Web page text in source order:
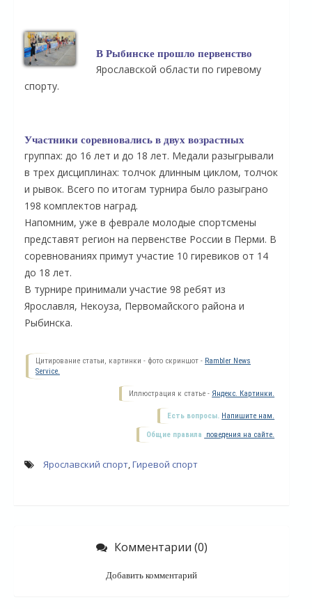
В Рыбинске прошло первенство
Ярославской области по гиревому
спорту.
Участники соревновались в двух возрастных
группах: до 16 лет и до 18 лет. Медали разыгрывали
в трех дисциплинах: толчок длинным циклом, толчок
и рывок. Всего по итогам турнира было разыграно
198 комплектов наград.
Напомним, уже в феврале молодые спортсмены
представят регион на первенстве России в Перми. В
соревнованиях примут участие 10 гиревиков от 14
до 18 лет.
В турнире принимали участие 98 ребят из
Ярославля, Некоуза, Первомайского района и
Рыбинска.
Цитирование статьи, картинки - фото скриншот - Rambler News
Service.
Иллюстрация к статье - Яндекс. Картинки.
Есть вопросы. Напишите нам.
Общие правила поведения на сайте.
Ярославский спорт,Гиревой спорт
Комментарии (0)
Добавить комментарий